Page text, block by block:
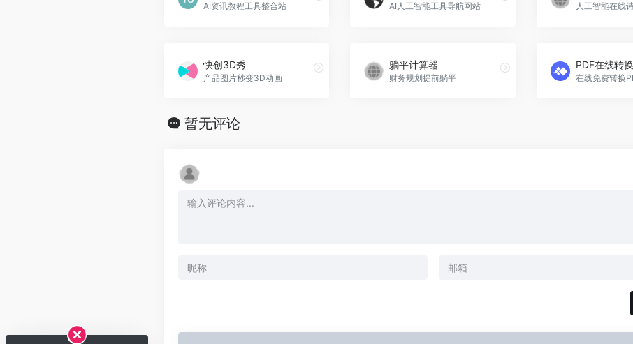
AI资讯教程工具整合站 AI人工智能工具导航网站 人工智能在线
快创3D秀
产品图片秒变3D动画
躺平计算器
财务规划提前躺平
PDF在线转换
在线免费转换
暂无评论